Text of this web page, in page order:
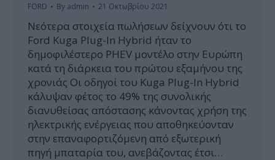
FORD By admin 21 Οκτωβρίου 2021
Νεότερα στοιχεία πωλήσεων δείχνουν ότι το
Ford Kuga Plug-In Hybrid ήταν το
δημοφιλέστερο PHEV μοντέλο στην Ευρώπη
κατά τη διάρκεια του πρώτου εξαμήνου της
χρονιάς Οι οδηγοί του Kuga Plug-In Hybrid
κάλυψαν φέτος το 49% της συνολικής
διανυθείσας απόστασης κάνοντας χρήση της
ηλεκτρικής ενέργειας που αποθηκεύονταν
στην επαναφορτιζόμενη από εξωτερική
πηγή μπαταρία του, ανεβάζοντας έτσι…